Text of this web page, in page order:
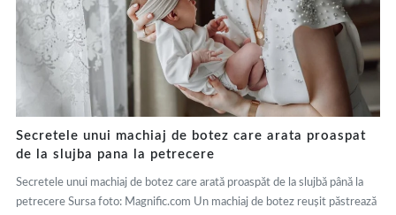
Secretele unui machiaj de botez care arata proaspat
de la slujba pana la petrecere
Secretele unui machiaj de botez care arată proaspăt de la slujbă până la
petrecere Sursa foto: Magnific.com Un machiaj de botez reușit păstrează